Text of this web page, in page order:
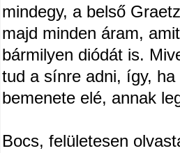
mindegy, a belső
majd minden áram,
bármilyen diódát is.
tud a sínre adni, így,
bemenete elé, annak
Bocs, felületesen